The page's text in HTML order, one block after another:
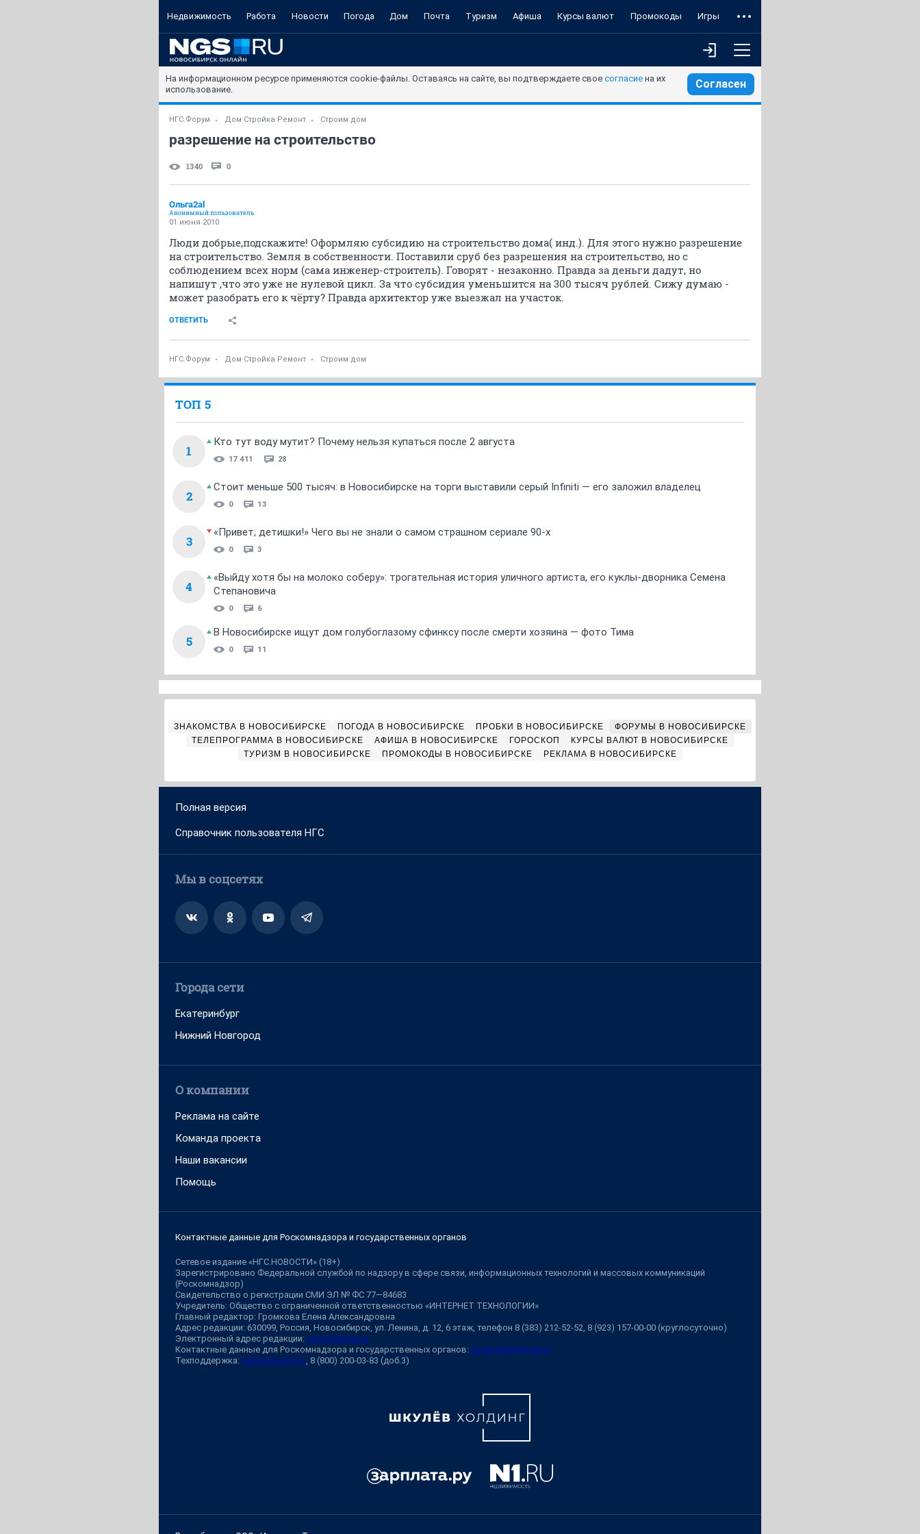
Недвижимость Работа Новости Погода Дом Почта Туризм Афиша Курсы валют Промокоды Игры
На информационном ресурсе применяются cookie-файлы. Оставаясь на сайте, вы подтверждаете свое согласие на их
использование.
Согласен
НГС.Форум Дом Стройка Ремонт Строим дом
разрешение на строительство
1340 0
Ольга2al
Анонимный пользователь
01 июня 2010
Люди добрые,подскажите! Оформляю субсидию на строительство дома( инд.). Для этого нужно разрешение
на строительство. Земля в собственности. Поставили сруб без разрешения на строительство, но с
соблюдением всех норм (сама инженер-строитель). Говорят - незаконно. Правда за деньги дадут, но
напишут ,что это уже не нулевой цикл. За что субсидия уменьшится на 300 тысяч рублей. Сижу думаю -
может разобрать его к чёрту? Правда архитектор уже выезжал на участок.
ОТВЕТИТЬ
НГС.Форум Дом Стройка Ремонт Строим дом
ТОП 5
1
Кто тут воду мутит? Почему нельзя купаться после 2 августа
17 411 28
2
Стоит меньше 500 тысяч: в Новосибирске на торги выставили серый Infiniti — его заложил владелец
0 13
3
«Привет, детишки!» Чего вы не знали о самом страшном сериале 90-х
0 3
4
«Выйду хотя бы на молоко соберу»: трогательная история уличного артиста, его куклы-дворника Семена
Степановича
0 6
5
В Новосибирске ищут дом голубоглазому сфинксу после смерти хозяина — фото Тима
0 11
ЗНАКОМСТВА В НОВОСИБИРСКЕ ПОГОДА В НОВОСИБИРСКЕ ПРОБКИ В НОВОСИБИРСКЕ
ФОРУМЫ В НОВОСИБИРСКЕ
ТЕЛЕПРОГРАММА В НОВОСИБИРСКЕ
АФИША В НОВОСИБИРСКЕ ГОРОСКОП
КУРСЫ ВАЛЮТ В НОВОСИБИРСКЕ
ТУРИЗМ В НОВОСИБИРСКЕ
ПРОМОКОДЫ В НОВОСИБИРСКЕ РЕКЛАМА В НОВОСИБИРСКЕ
Полная версия
Справочник пользователя НГС
Мы в соцсетях
Города сети
Екатеринбург
Нижний Новгород
О компании
Реклама на сайте
Команда проекта
Наши вакансии
Помощь
Контактные данные для Роскомнадзора и государственных органов
Сетевое издание «НГС.НОВОСТИ» (18+)
Зарегистрировано Федеральной службой по надзору в сфере связи, информационных технологий и массовых коммуникаций
(Роскомнадзор)
Свидетельство о регистрации СМИ ЭЛ № ФС 77—84683
Учредитель: Общество с ограниченной ответственностью «ИНТЕРНЕТ ТЕХНОЛОГИИ»
Главный редактор: Громкова Елена Александровна
Адрес редакции: 630099, Россия, Новосибирск, ул. Ленина, д. 12, 6 этаж, телефон 8 (383) 212-52-52, 8 (923) 157-00-00 (круглосуточно)
Электронный адрес редакции: ngs@shkulev.ru
Контактные данные для Роскомнадзора и государственных органов: juristnsk@shkulev.ru
Техподдержка: help@shkulev.ru, 8 (800) 200-03-83 (доб.3)